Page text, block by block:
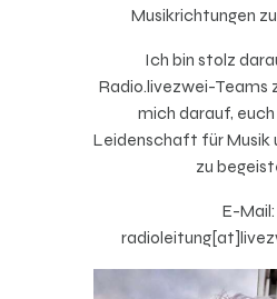
Musikrichtungen
Ich bin stolz
Radio.livezwei-Teams
mich darauf,
Leidenschaft für Musik
zu
E-Mail: